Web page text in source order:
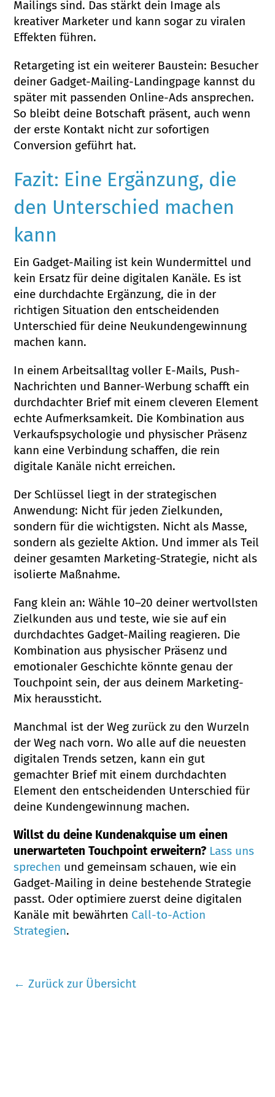
Mailings sind. Das stärkt dein Image als
kreativer Marketer und kann sogar zu viralen
Effekten führen.
Retargeting ist ein weiterer Baustein: Besucher
deiner Gadget-Mailing-Landingpage kannst du
später mit passenden Online-Ads ansprechen.
So bleibt deine Botschaft präsent, auch wenn
der erste Kontakt nicht zur sofortigen
Conversion geführt hat.
Fazit: Eine Ergänzung, die
den Unterschied machen
kann
Ein Gadget-Mailing ist kein Wundermittel und
kein Ersatz für deine digitalen Kanäle. Es ist
eine durchdachte Ergänzung, die in der
richtigen Situation den entscheidenden
Unterschied für deine Neukundengewinnung
machen kann.
In einem Arbeitsalltag voller E-Mails, Push-
Nachrichten und Banner-Werbung schafft ein
durchdachter Brief mit einem cleveren Element
echte Aufmerksamkeit. Die Kombination aus
Verkaufspsychologie und physischer Präsenz
kann eine Verbindung schaffen, die rein
digitale Kanäle nicht erreichen.
Der Schlüssel liegt in der strategischen
Anwendung: Nicht für jeden Zielkunden,
sondern für die wichtigsten. Nicht als Masse,
sondern als gezielte Aktion. Und immer als Teil
deiner gesamten Marketing-Strategie, nicht als
isolierte Maßnahme.
Fang klein an: Wähle 10–20 deiner wertvollsten
Zielkunden aus und teste, wie sie auf ein
durchdachtes Gadget-Mailing reagieren. Die
Kombination aus physischer Präsenz und
emotionaler Geschichte könnte genau der
Touchpoint sein, der aus deinem Marketing-
Mix heraussticht.
Manchmal ist der Weg zurück zu den Wurzeln
der Weg nach vorn. Wo alle auf die neuesten
digitalen Trends setzen, kann ein gut
gemachter Brief mit einem durchdachten
Element den entscheidenden Unterschied für
deine Kundengewinnung machen.
Willst du deine Kundenakquise um einen
unerwarteten Touchpoint erweitern? Lass uns
sprechen und gemeinsam schauen, wie ein
Gadget-Mailing in deine bestehende Strategie
passt. Oder optimiere zuerst deine digitalen
Kanäle mit bewährten Call-to-Action
Strategien.
← Zurück zur Übersicht